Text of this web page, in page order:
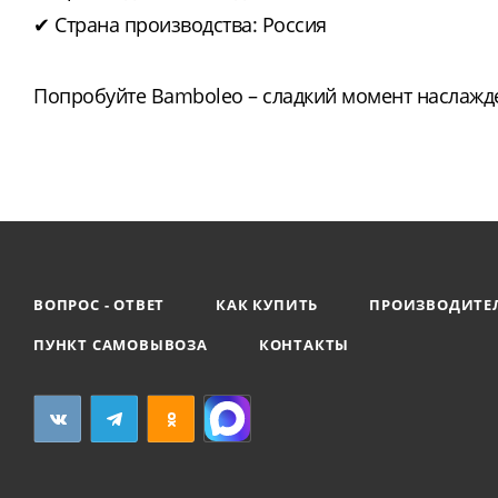
✔ Страна производства: Россия
Попробуйте Bamboleo – сладкий момент
ВОПРОС - ОТВЕТ КАК КУПИТЬ
ПУНКТ САМОВЫВОЗА
КОНТАКТЫ